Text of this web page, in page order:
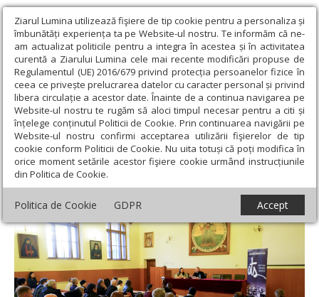
Ziarul Lumina utilizează fişiere de tip cookie pentru a personaliza și
îmbunătăți experiența ta pe Website-ul nostru. Te informăm că ne-
am actualizat politicile pentru a integra în acestea și în activitatea
curentă a Ziarului Lumina cele mai recente modificări propuse de
Regulamentul (UE) 2016/679 privind protecția persoanelor fizice în
ceea ce privește prelucrarea datelor cu caracter personal și privind
libera circulație a acestor date. Înainte de a continua navigarea pe
Website-ul nostru te rugăm să aloci timpul necesar pentru a citi și
înțelege conținutul Politicii de Cookie. Prin continuarea navigării pe
Website-ul nostru confirmi acceptarea utilizării fişierelor de tip
cookie conform Politicii de Cookie. Nu uita totuși că poți modifica în
orice moment setările acestor fişiere cookie urmând instrucțiunile
din Politica de Cookie.
Politica de Cookie GDPR Accept
Ziarul Lumina › Actualitate religioasă › Știri › Părintele Răzvan
Ionescu a conferenţiat la Sibiu
Părintele Răzvan Ionescu a conferenţiat la
Sibiu